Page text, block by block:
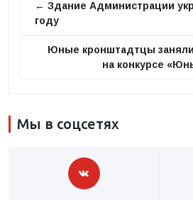
← Здание Администрации
году
Юные кронштадтцы
на конкурсе
Мы в соцсетях